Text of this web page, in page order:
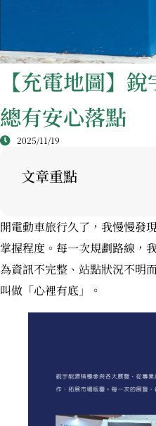
【充電地圖】
總有安心落點
2025/11/19
文章重點
開電動車旅行久了，我慢慢發
掌握程度。每一次規劃路線，
為資訊不完整、站點狀況不明
叫做「心裡有底」。